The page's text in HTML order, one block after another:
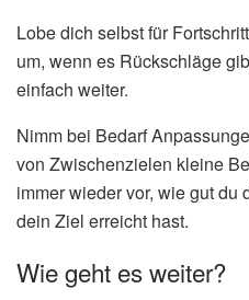
Lobe dich selbst für
um, wenn es Rückschläge
einfach weiter.
Nimm bei Bedarf
von Zwischenzielen kleine
immer wieder vor, wie gut du
dein Ziel erreicht hast.
Wie geht es weiter?